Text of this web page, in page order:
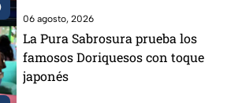
06 agosto, 2026
La Pura Sabrosura prueba los
famosos Doriquesos con toque
japonés